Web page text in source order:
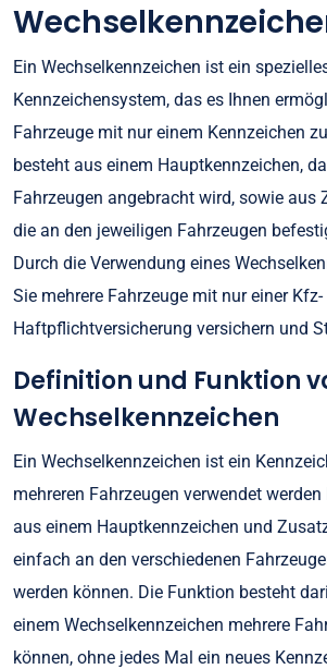
Ein Wechselkennzeichen ist ein
Kennzeichensystem, das es Ihnen
Fahrzeuge mit nur einem Kennzeichen
besteht aus einem Hauptkennzeichen,
Fahrzeugen angebracht wird, sowie aus
die an den jeweiligen Fahrzeugen
Durch die Verwendung eines
Sie mehrere Fahrzeuge mit nur einer Kfz-
Haftpflichtversicherung versichern und
Definition und Funktion
Wechselkennzeichen
Ein Wechselkennzeichen ist ein
mehreren Fahrzeugen verwendet
aus einem Hauptkennzeichen und
einfach an den verschiedenen
werden können. Die Funktion besteht
einem Wechselkennzeichen mehrere
können, ohne jedes Mal ein neues